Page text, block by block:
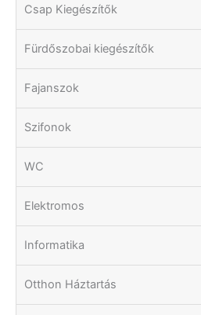
Csap Kiegészítők
Fürdőszobai kiegészítők
Fajanszok
Szifonok
WC
Elektromos
Informatika
Otthon Háztartás